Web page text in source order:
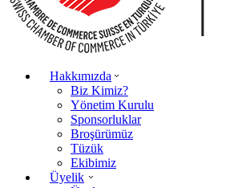
Hakkımızda
Biz Kimiz?
Yönetim Kurulu
Sponsorluklar
Broşürümüz
Tüzük
Ekibimiz
Üyelik